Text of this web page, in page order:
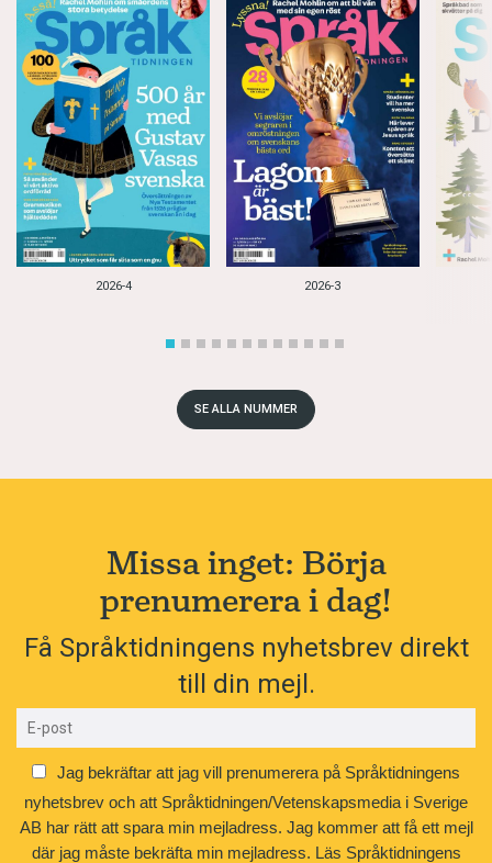
2026-4 2026-3
SE ALLA NUMMER
Missa inget: Börja
prenumerera i dag!
Få Språktidningens nyhetsbrev direkt
till din mejl.
Jag bekräftar att jag vill prenumerera på Språktidningens
nyhetsbrev och att Språktidningen/Vetenskapsmedia i Sverige
AB har rätt att spara min mejladress. Jag kommer att få ett mejl
där jag måste bekräfta min mejladress. Läs Språktidningens